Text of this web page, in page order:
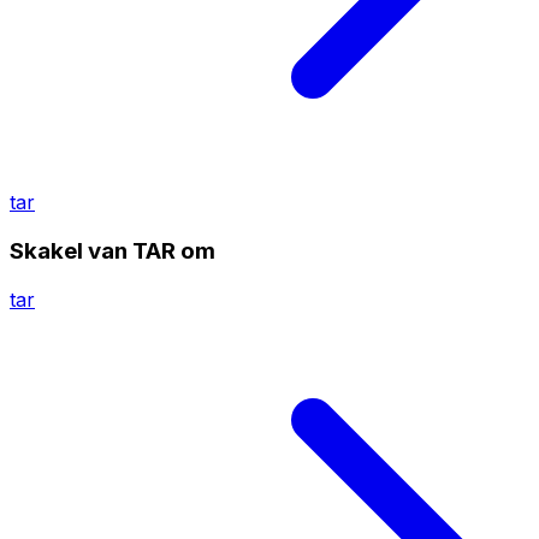
tar
Skakel van TAR om
tar